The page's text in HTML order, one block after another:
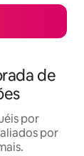
de
por
por